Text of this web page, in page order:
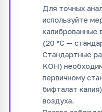
Для точных
используйте
калиброванные
(20 °C —
Стандартные
KOH)
первичному
бифталат
воздуха.